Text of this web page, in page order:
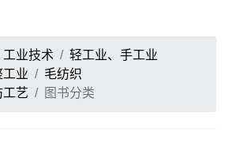
工业技术
轻工业、手工业
工业
毛纺织
工艺
图书分类